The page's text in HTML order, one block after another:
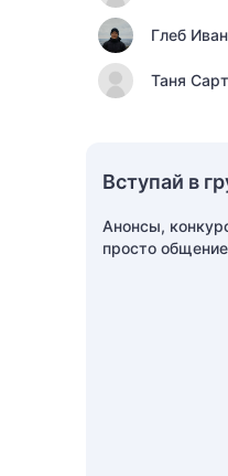
Глеб
Таня
Вступай в
Анонсы,
просто общение